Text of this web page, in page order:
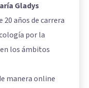
Gladys
20 años de carrera
por la
los ámbitos
manera online